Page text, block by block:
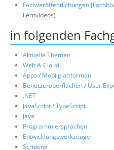
Fachveröffentlichungen(
Lernvideos)
in folgenden
Aktuelle Themen
Web & Cloud
Apps / Mobilplattformen
Benutzeroberflächen / User
.NET
JavaScript / TypeScript
Java
Programmiersprachen
Entwicklungswerkzeuge
Scripting